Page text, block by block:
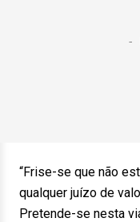
“Frise-se que não
qualquer juízo de
Pretende-se nesta